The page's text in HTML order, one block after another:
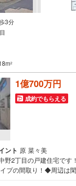
3分
2
1億700万円
成約でもらえる
ント 原 菜々美
野2丁目の戸建住宅です
プの間取り！◆周辺は